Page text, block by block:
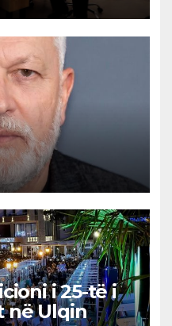
i 25-të i
në Ulqin